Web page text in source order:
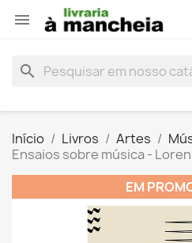

search
Início Livros Artes
Ensaios sobre música -
EM